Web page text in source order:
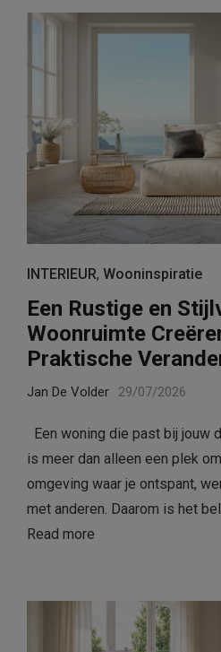
INTERIEUR, Wooninspiratie
Een Rustige en
Woonruimte
Praktische
Jan De Volder 29/07/2026
Een woning die past bij jouw
is meer dan alleen een plek
omgeving waar je ontspant,
met anderen. Daarom is het
Read more